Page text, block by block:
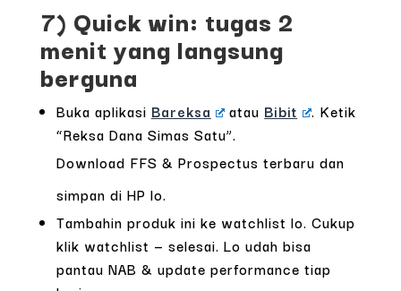
7) Quick win: tugas 2
menit yang langsung
berguna
Buka aplikasi Bareksa atau Bibit
. Ketik
“Reksa Dana Simas Satu”.
Download FFS & Prospectus terbaru dan
simpan di HP lo.
Tambahin produk ini ke watchlist lo. Cukup
klik watchlist — selesai. Lo udah bisa
pantau NAB & update performance tiap